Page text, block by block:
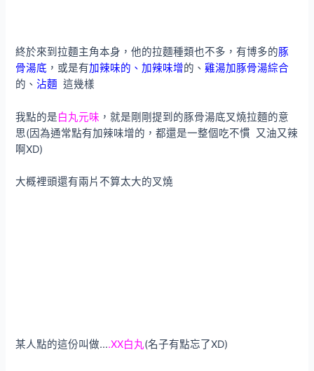
終於來到拉麵主角本身，他的拉麵種類也不多，有博多的豚
骨湯底 ，或是有加辣味的、加辣味增的、雞湯加豚骨湯綜合
的、沾麵 這幾樣
我點的是白丸元味 ，就是剛剛提到的豚骨湯底叉燒拉麵的意
思(因為通常點有加辣味增的，都還是一整個吃不慣 又油又辣
啊XD)
大概裡頭還有兩片不算太大的叉燒
某人點的這份叫做….XX白丸(名子有點忘了XD)